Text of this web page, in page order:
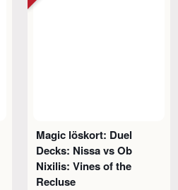
Magic löskort: Duel
Decks: Nissa vs Ob
Nixilis: Vines of the
Recluse